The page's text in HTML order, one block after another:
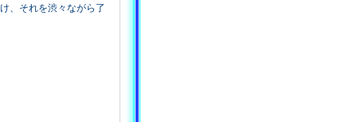
、それを渋々ながら了